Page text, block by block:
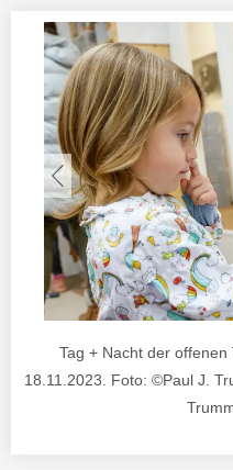
Tag + Nacht der offenen
18.11.2023. Foto: ©Paul J.